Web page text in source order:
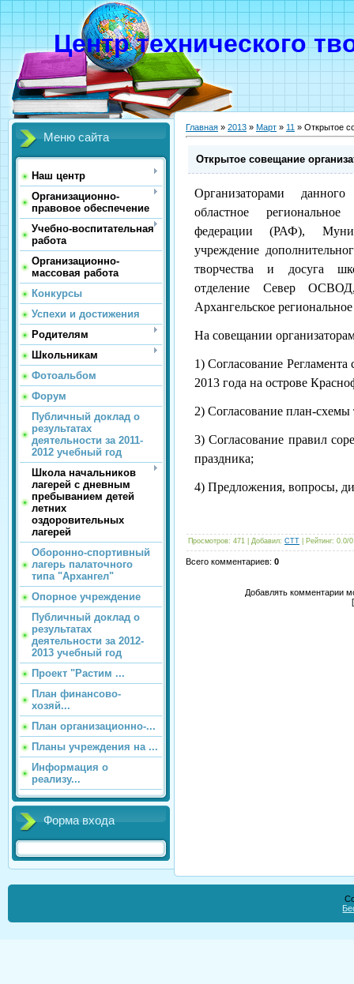
Центр технического
Меню сайта
Наш центр
Организационно-
правовое обеспечение
Учебно-воспитательная
работа
Организационно-
массовая работа
Конкурсы
Успехи и достижения
Родителям
Школьникам
Фотоальбом
Форум
Публичный доклад о
результатах
деятельности за 2011-
2012 учебный год
Школа начальников
лагерей с дневным
пребыванием детей
летних
оздоровительных
лагерей
Оборонно-спортивный
лагерь палаточного
типа "Архангел"
Опорное учреждение
Публичный доклад о
результатах
деятельности за 2012-
2013 учебный год
Проект "Растим ...
План финансово-
хозяй...
План организационно-...
Планы учреждения на ...
Информация о
реализу...
Форма входа
Главная » 2013 » Март » 11 » Открытое
Открытое совещание
Организаторами
областное
федерации (РАФ),
учреждение
творчества и досуга
отделение Север
Архангельское
На совещании
1) Согласование
2013 года на острове
2) Согласование план-схемы
3) Согласование правил
праздника;
4) Предложения, вопросы,
Просмотров: 471 | Добавил: CTT Рейтинг: 0.0/0
Всего комментариев: 0
Добавлять комментарии